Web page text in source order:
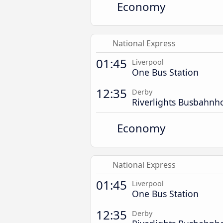
Economy
National Express
01:45 Liverpool
One Bus Station
12:35 Derby
Riverlights
Economy
National Express
01:45 Liverpool
One Bus Station
12:35 Derby